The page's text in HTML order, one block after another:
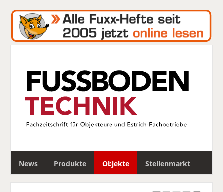
News Produkte Objekte Stellenmarkt
c